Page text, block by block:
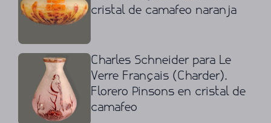
cristal de camafeo naranja
Charles Schneider para Le
Verre Français (Charder).
Florero Pinsons en cristal de
camafeo